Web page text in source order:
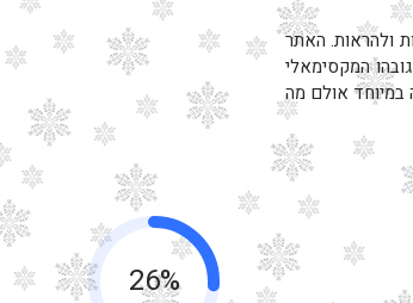
ולהראות. האתר
המקסימאלי
יפה במיוחד אולם מה
26%